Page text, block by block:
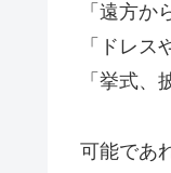
「遠方か
「ドレ
「挙式、
可能であ